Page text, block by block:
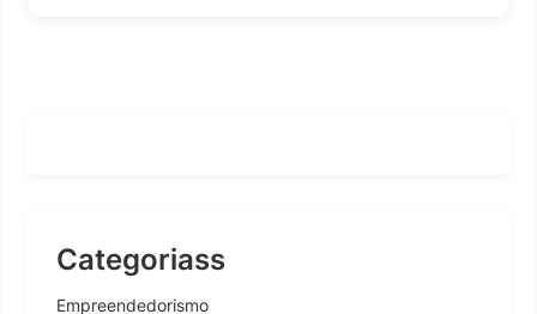
Categoriass
Empreendedorismo